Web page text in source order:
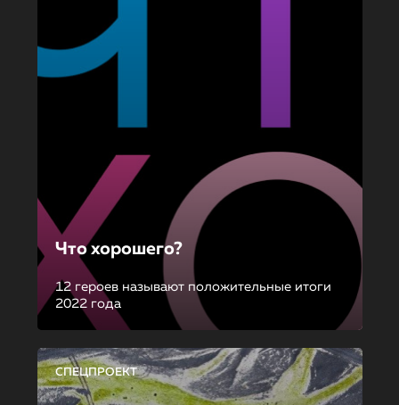
Что хорошего?
12 героев называют положительные итоги
2022 года
СПЕЦПРОЕКТ